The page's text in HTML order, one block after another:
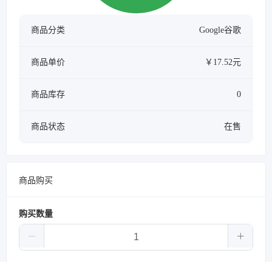
商品分类 Google谷歌
商品单价 ￥17.52元
商品库存 0
商品状态 在售
商品购买
购买数量